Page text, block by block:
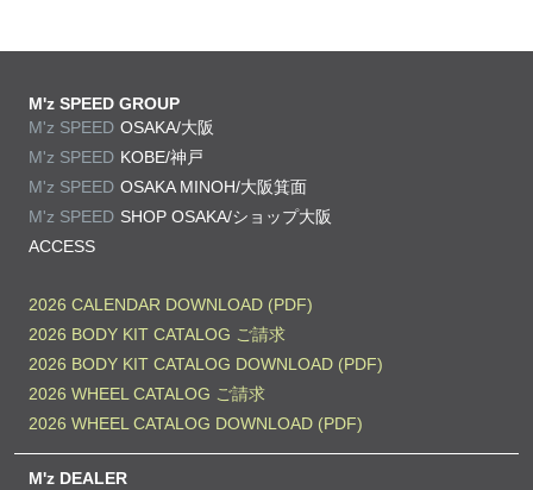
M'z SPEED GROUP
M'z SPEED OSAKA/大阪
M'z SPEED KOBE/神戸
M'z SPEED OSAKA MINOH/大阪箕面
M'z SPEED SHOP OSAKA/ショップ大阪
ACCESS
2026 CALENDAR DOWNLOAD (PDF)
2026 BODY KIT CATALOG ご請求
2026 BODY KIT CATALOG DOWNLOAD (PDF)
2026 WHEEL CATALOG ご請求
2026 WHEEL CATALOG DOWNLOAD (PDF)
M'z DEALER